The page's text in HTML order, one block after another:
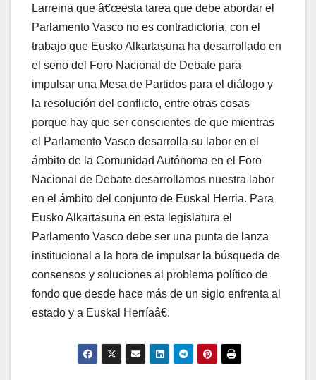
Larreina que â€œesta tarea que debe abordar el
Parlamento Vasco no es contradictoria, con el
trabajo que Eusko Alkartasuna ha desarrollado en
el seno del Foro Nacional de Debate para
impulsar una Mesa de Partidos para el diálogo y
la resolución del conflicto, entre otras cosas
porque hay que ser conscientes de que mientras
el Parlamento Vasco desarrolla su labor en el
ámbito de la Comunidad Autónoma en el Foro
Nacional de Debate desarrollamos nuestra labor
en el ámbito del conjunto de Euskal Herria. Para
Eusko Alkartasuna en esta legislatura el
Parlamento Vasco debe ser una punta de lanza
institucional a la hora de impulsar la búsqueda de
consensos y soluciones al problema polí­tico de
fondo que desde hace más de un siglo enfrenta al
estado y a Euskal Herrí­aâ€.